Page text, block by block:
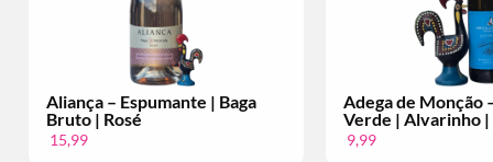
Aliança – Espumante | Baga
Bruto | Rosé
15,99
Adega de Monção
Verde | Alvarinho |
9,99